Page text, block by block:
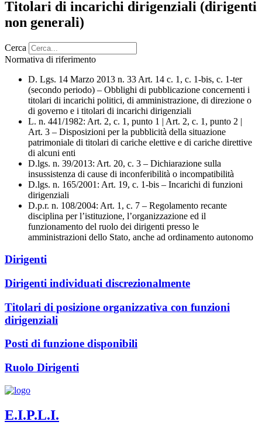
Titolari di incarichi dirigenziali (dirigenti
non generali)
Cerca
Normativa di riferimento
D. Lgs. 14 Marzo 2013 n. 33 Art. 14 c. 1, c. 1-bis, c. 1-ter
(secondo periodo) – Obblighi di pubblicazione concernenti i
titolari di incarichi politici, di amministrazione, di direzione o
di governo e i titolari di incarichi dirigenziali
L. n. 441/1982: Art. 2, c. 1, punto 1 | Art. 2, c. 1, punto 2 |
Art. 3 – Disposizioni per la pubblicità della situazione
patrimoniale di titolari di cariche elettive e di cariche direttive
di alcuni enti
D.lgs. n. 39/2013: Art. 20, c. 3 – Dichiarazione sulla
insussistenza di cause di inconferibilità o incompatibilità
D.lgs. n. 165/2001: Art. 19, c. 1-bis – Incarichi di funzioni
dirigenziali
D.p.r. n. 108/2004: Art. 1, c. 7 – Regolamento recante
disciplina per l’istituzione, l’organizzazione ed il
funzionamento del ruolo dei dirigenti presso le
amministrazioni dello Stato, anche ad ordinamento autonomo
Dirigenti
Dirigenti individuati discrezionalmente
Titolari di posizione organizzativa con funzioni
dirigenziali
Posti di funzione disponibili
Ruolo Dirigenti
E.I.P.L.I.